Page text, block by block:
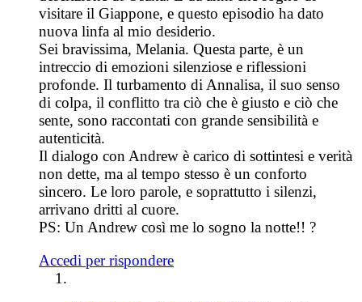
visitare il Giappone, e questo episodio ha dato
nuova linfa al mio desiderio.
Sei bravissima, Melania. Questa parte, è un
intreccio di emozioni silenziose e riflessioni
profonde. Il turbamento di Annalisa, il suo senso
di colpa, il conflitto tra ciò che è giusto e ciò che
sente, sono raccontati con grande sensibilità e
autenticità.
Il dialogo con Andrew è carico di sottintesi e verità
non dette, ma al tempo stesso è un conforto
sincero. Le loro parole, e soprattutto i silenzi,
arrivano dritti al cuore.
PS: Un Andrew così me lo sogno la notte!! ?
Accedi per rispondere